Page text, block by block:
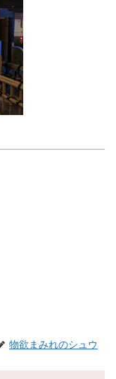
物欲まみれのシュウ